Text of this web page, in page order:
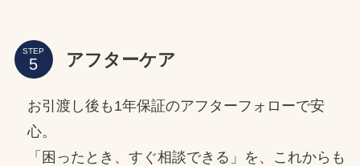
STEP アフターケア
お引渡し後も1年保証のアフターフォローで安
心。
「困ったとき、すぐ相談できる」を、これからも